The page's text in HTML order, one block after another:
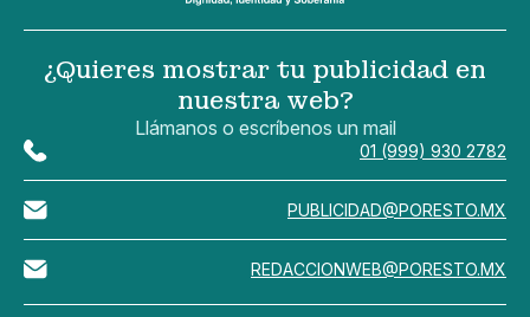
¿Quieres mostrar tu publicidad en
nuestra web?
Llámanos o escríbenos un mail
01 (999) 930 2782
PUBLICIDAD@PORESTO.MX
REDACCIONWEB@PORESTO.MX